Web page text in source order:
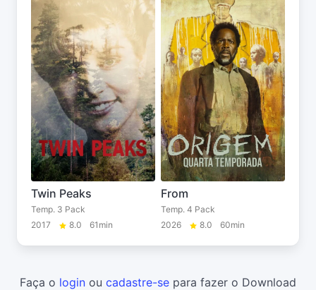
Twin Peaks
Temp. 3 Pack
2017
8.0 61min
From
Temp. 4 Pack
2026
8.0 60min
Faça o login ou cadastre-se para fazer o Download